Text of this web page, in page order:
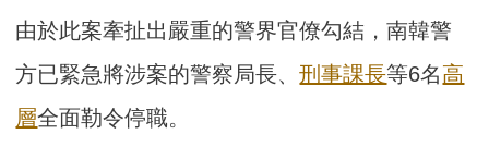
由於此案牽扯出嚴重的警界官僚勾結，南韓警
方已緊急將涉案的警察局長、刑事課長等6名高
層全面勒令停職。